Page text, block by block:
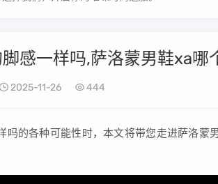
感一样吗,萨洛蒙男鞋xa哪
2025-11-26 444
吗的各种可能性时，本文将带您走进萨洛蒙